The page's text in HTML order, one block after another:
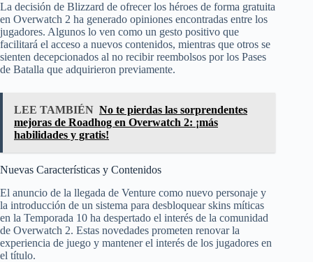
La decisión de Blizzard de ofrecer los héroes de forma gratuita
en Overwatch 2 ha generado opiniones encontradas entre los
jugadores. Algunos lo ven como un gesto positivo que
facilitará el acceso a nuevos contenidos, mientras que otros se
sienten decepcionados al no recibir reembolsos por los Pases
de Batalla que adquirieron previamente.
LEE TAMBIÉN No te pierdas las sorprendentes
mejoras de Roadhog en Overwatch 2: ¡más
habilidades y gratis!
Nuevas Características y Contenidos
El anuncio de la llegada de Venture como nuevo personaje y
la introducción de un sistema para desbloquear skins míticas
en la Temporada 10 ha despertado el interés de la comunidad
de Overwatch 2. Estas novedades prometen renovar la
experiencia de juego y mantener el interés de los jugadores en
el título.